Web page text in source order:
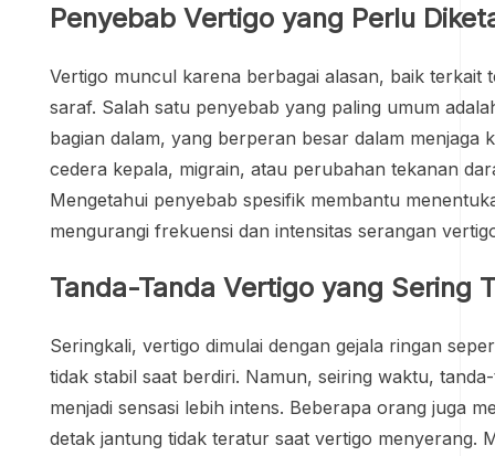
Penyebab Vertigo yang Perlu
Vertigo muncul karena berbagai alasan, baik terkait
saraf. Salah satu penyebab yang paling umum
bagian dalam, yang berperan besar dalam menjaga
cedera kepala, migrain, atau perubahan tekanan
Mengetahui penyebab spesifik membantu
mengurangi frekuensi dan intensitas serangan
Tanda-Tanda Vertigo yang Sering
Seringkali, vertigo dimulai dengan gejala ringan
tidak stabil saat berdiri. Namun, seiring waktu,
menjadi sensasi lebih intens. Beberapa orang juga
detak jantung tidak teratur saat vertigo menyerang.